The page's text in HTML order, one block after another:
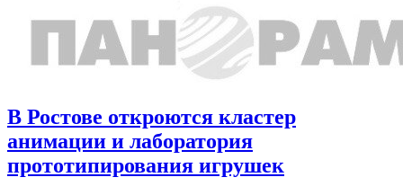
В Ростове откроются кластер
анимации и лаборатория
прототипирования игрушек